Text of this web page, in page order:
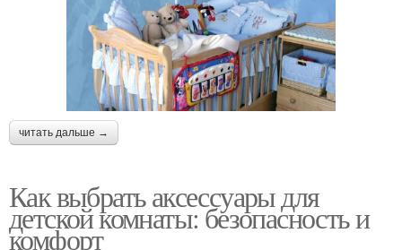
читать дальше →
Как выбрать аксессуары для
детской комнаты: безопасность и
комфорт